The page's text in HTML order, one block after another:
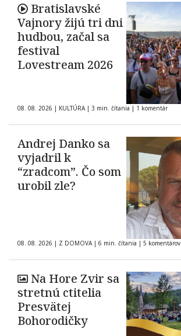
Bratislavské
Vajnory žijú tri dni
hudbou, začal sa
festival
Lovestream 2026
08. 08. 2026 | KULTÚRA | 3 min. čítania | 1 komentár
Andrej Danko sa
vyjadril k
“zradcom”. Čo som
urobil zle?
08. 08. 2026 | Z DOMOVA | 6 min. čítania | 5 komentárov
Na Hore Zvir sa
stretnú ctitelia
Presvätej
Bohorodičky